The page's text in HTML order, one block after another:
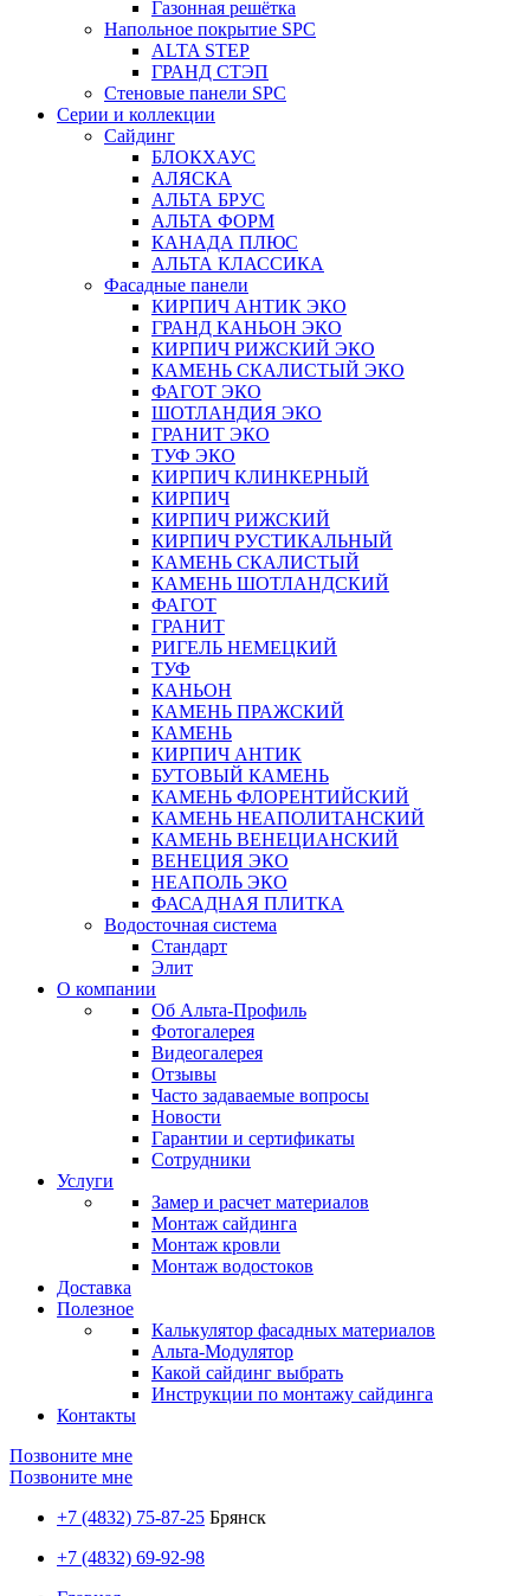
Газонная решётка
Напольное покрытие SPC
ALTA STEP
ГРАНД СТЭП
Стеновые панели SPC
Серии и коллекции
Сайдинг
БЛОКХАУС
АЛЯСКА
АЛЬТА БРУС
АЛЬТА ФОРМ
КАНАДА ПЛЮС
АЛЬТА КЛАССИКА
Фасадные панели
КИРПИЧ АНТИК ЭКО
ГРАНД КАНЬОН ЭКО
КИРПИЧ РИЖСКИЙ ЭКО
КАМЕНЬ СКАЛИСТЫЙ ЭКО
ФАГОТ ЭКО
ШОТЛАНДИЯ ЭКО
ГРАНИТ ЭКО
ТУФ ЭКО
КИРПИЧ КЛИНКЕРНЫЙ
КИРПИЧ
КИРПИЧ РИЖСКИЙ
КИРПИЧ РУСТИКАЛЬНЫЙ
КАМЕНЬ СКАЛИСТЫЙ
КАМЕНЬ ШОТЛАНДСКИЙ
ФАГОТ
ГРАНИТ
РИГЕЛЬ НЕМЕЦКИЙ
ТУФ
КАНЬОН
КАМЕНЬ ПРАЖСКИЙ
КАМЕНЬ
КИРПИЧ АНТИК
БУТОВЫЙ КАМЕНЬ
КАМЕНЬ ФЛОРЕНТИЙСКИЙ
КАМЕНЬ НЕАПОЛИТАНСКИЙ
КАМЕНЬ ВЕНЕЦИАНСКИЙ
ВЕНЕЦИЯ ЭКО
НЕАПОЛЬ ЭКО
ФАСАДНАЯ ПЛИТКА
Водосточная система
Стандарт
Элит
О компании
Об Альта-Профиль
Фотогалерея
Видеогалерея
Отзывы
Часто задаваемые вопросы
Новости
Гарантии и сертификаты
Сотрудники
Услуги
Замер и расчет материалов
Монтаж сайдинга
Монтаж кровли
Монтаж водостоков
Доставка
Полезное
Калькулятор фасадных материалов
Альта-Модулятор
Какой сайдинг выбрать
Инструкции по монтажу сайдинга
Контакты
Позвоните мне
Позвоните мне
+7 (4832) 75-87-25 Брянск
+7 (4832) 69-92-98